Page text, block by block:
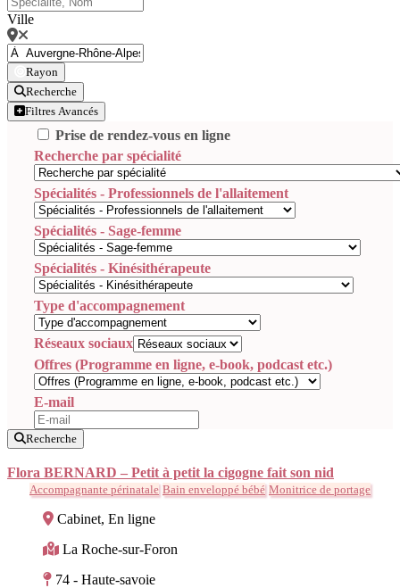
Ville
Rayon
Recherche
Filtres Avancés
Prise de rendez-vous en ligne
Recherche par spécialité
Spécialités - Professionnels de l'allaitement
Spécialités - Sage-femme
Spécialités - Kinésithérapeute
Type d'accompagnement
Réseaux sociaux
Offres (Programme en ligne, e-book, podcast etc.)
E-mail
Recherche
Flora BERNARD – Petit à petit la cigogne fait son nid
Accompagnante périnatale Bain enveloppé bébé Monitrice de portage
Cabinet, En ligne
La Roche-sur-Foron
74 - Haute-savoie